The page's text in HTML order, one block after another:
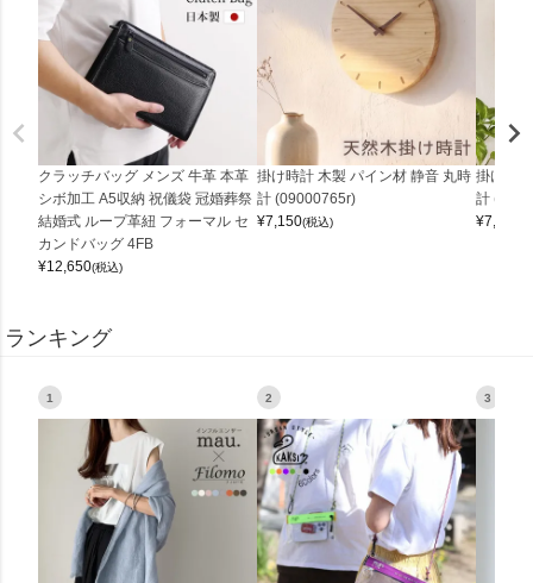
クラッチバッグ メンズ 牛革 本革
シボ加工 A5収納 祝儀袋 冠婚葬祭
結婚式 ループ革紐 フォーマル セ
カンドバッグ 4FB
¥12,650(税込)
掛け時計 木製 パイン材 静音 丸時
計 (09000765r)
¥7,150(税込)
掛け時
計
¥7,150
ランキング
1 2 3